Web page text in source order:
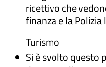
ricettivo che
finanza e la Polizia
Turismo
Si è svolto questo